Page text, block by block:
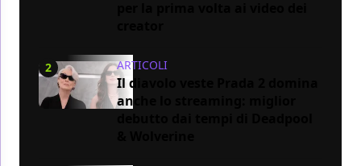
2 ARTICOLI
Il diavolo veste Prada 2 domina
anche lo streaming: miglior